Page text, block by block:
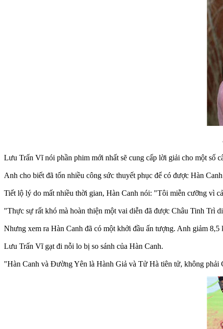
Lưu Trấn Vĩ nói phần phim mới nhất sẽ cung cấp lời giải cho một số
Anh cho biết đã tốn nhiều công sức thuyết phục để có được Hàn
Tiết lộ lý do mất nhiều thời gian, Hàn Canh nói: "Tôi miễn cưỡng vì
"Thực sự rất khó mà hoàn thiện một vai diễn đã được Châu Tinh Trì
Nhưng xem ra Hàn Canh đã có một khởi đầu ấn tượng. Anh giảm
Lưu Trấn Vĩ gạt đi nỗi lo bị so sánh của Hàn Canh.
"Hàn Canh và Đường Yên là Hành Giả và Tử Hà tiên tử, không phải